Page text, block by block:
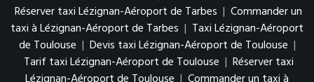
Réserver taxi Lézignan-Aéroport de Tarbes | Commander un
taxi à Lézignan-Aéroport de Tarbes | Taxi Lézignan-Aéroport
de Toulouse | Devis taxi Lézignan-Aéroport de Toulouse |
Tarif taxi Lézignan-Aéroport de Toulouse | Réserver taxi